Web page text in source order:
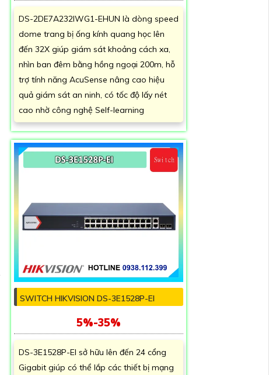
DS-2DE7A232IWG1-EHUN là dòng speed
dome trang bị ống kính quang học lên
đến 32X giúp giám sát khoảng cách xa,
nhìn ban đêm bằng hồng ngoại 200m, hỗ
trợ tính năng AcuSense nâng cao hiệu
quả giám sát an ninh, có tốc độ lấy nét
cao nhờ công nghệ Self-learning
SWITCH HIKVISION DS-3E1528P-EI
5%-35%
DS-3E1528P-EI sở hữu lên đến 24 cổng
Gigabit giúp có thể lắp các thiết bị mạng